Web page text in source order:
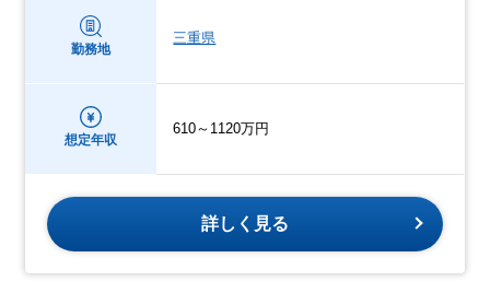
勤務地
三重県
想定年収
610～1120万円
詳しく見る